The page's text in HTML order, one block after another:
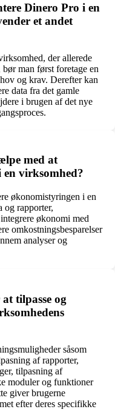
Dinero Pro i en
et andet
der allerede
man først foretage en
og krav. Derefter kan
data fra det gamle
i brugen af det nye
med at
virksomhed?
økonomistyringen i en
og rapporter,
økonomi med
omkostningsbesparelser
analyser og
tilpasse og
såsom
af rapporter,
tilpasning af
moduler og funktioner
giver brugerne
efter deres specifikke